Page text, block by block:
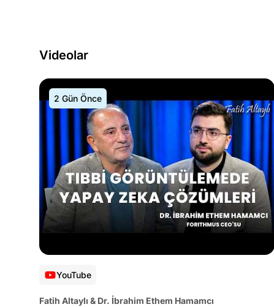
Videolar
2 Gün Önce
YouTube
Fatih Altaylı & Dr. İbrahim Ethem Hamamcı